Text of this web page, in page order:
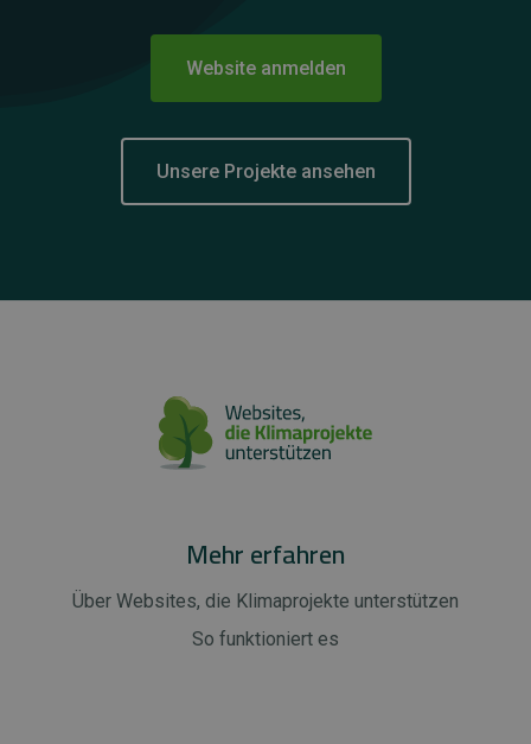
Website anmelden
Unsere Projekte ansehen
Mehr erfahren
Über Websites, die Klimaprojekte unterstützen
So funktioniert es